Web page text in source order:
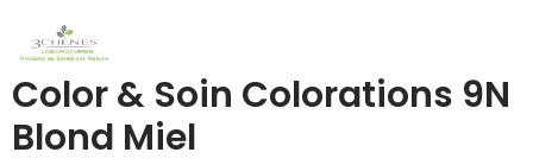
Color & Soin Colorations 9N
Blond Miel